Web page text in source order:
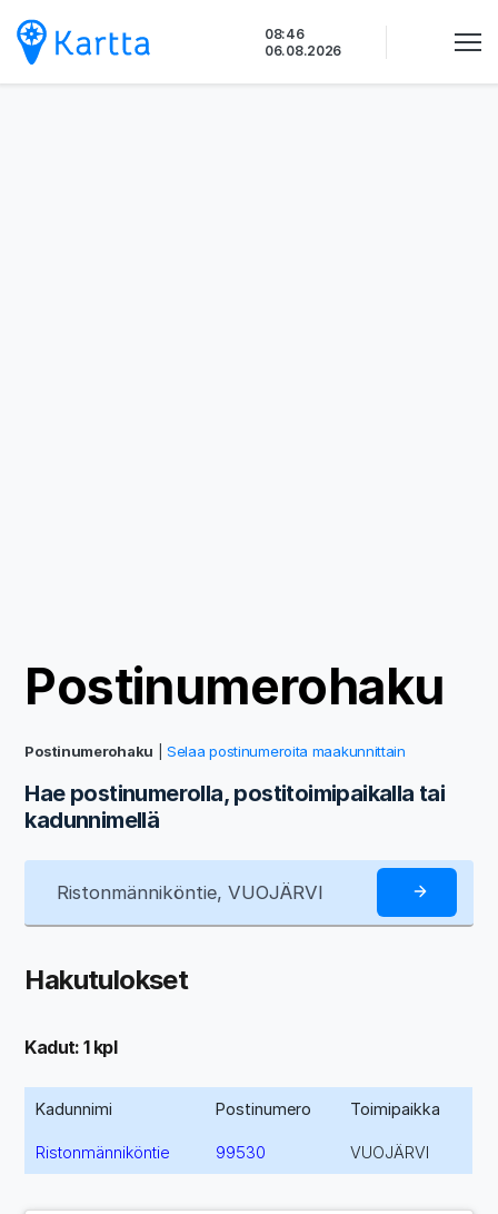
sisältöön
08:46
06.08.2026
Postinumerohaku
Postinumerohaku |Selaa postinumeroita maakunnittain
Hae postinumerolla, postitoimipaikalla tai
kadunnimellä
Hakutulokset
Kadut: 1 kpl
Kadunnimi Postinumero Toimipaikka
Ristonmänniköntie 99530 VUOJÄRVI